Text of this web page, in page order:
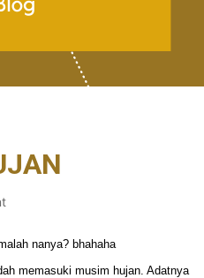
nanya? bhahaha
memasuki musim hujan. Adatnya